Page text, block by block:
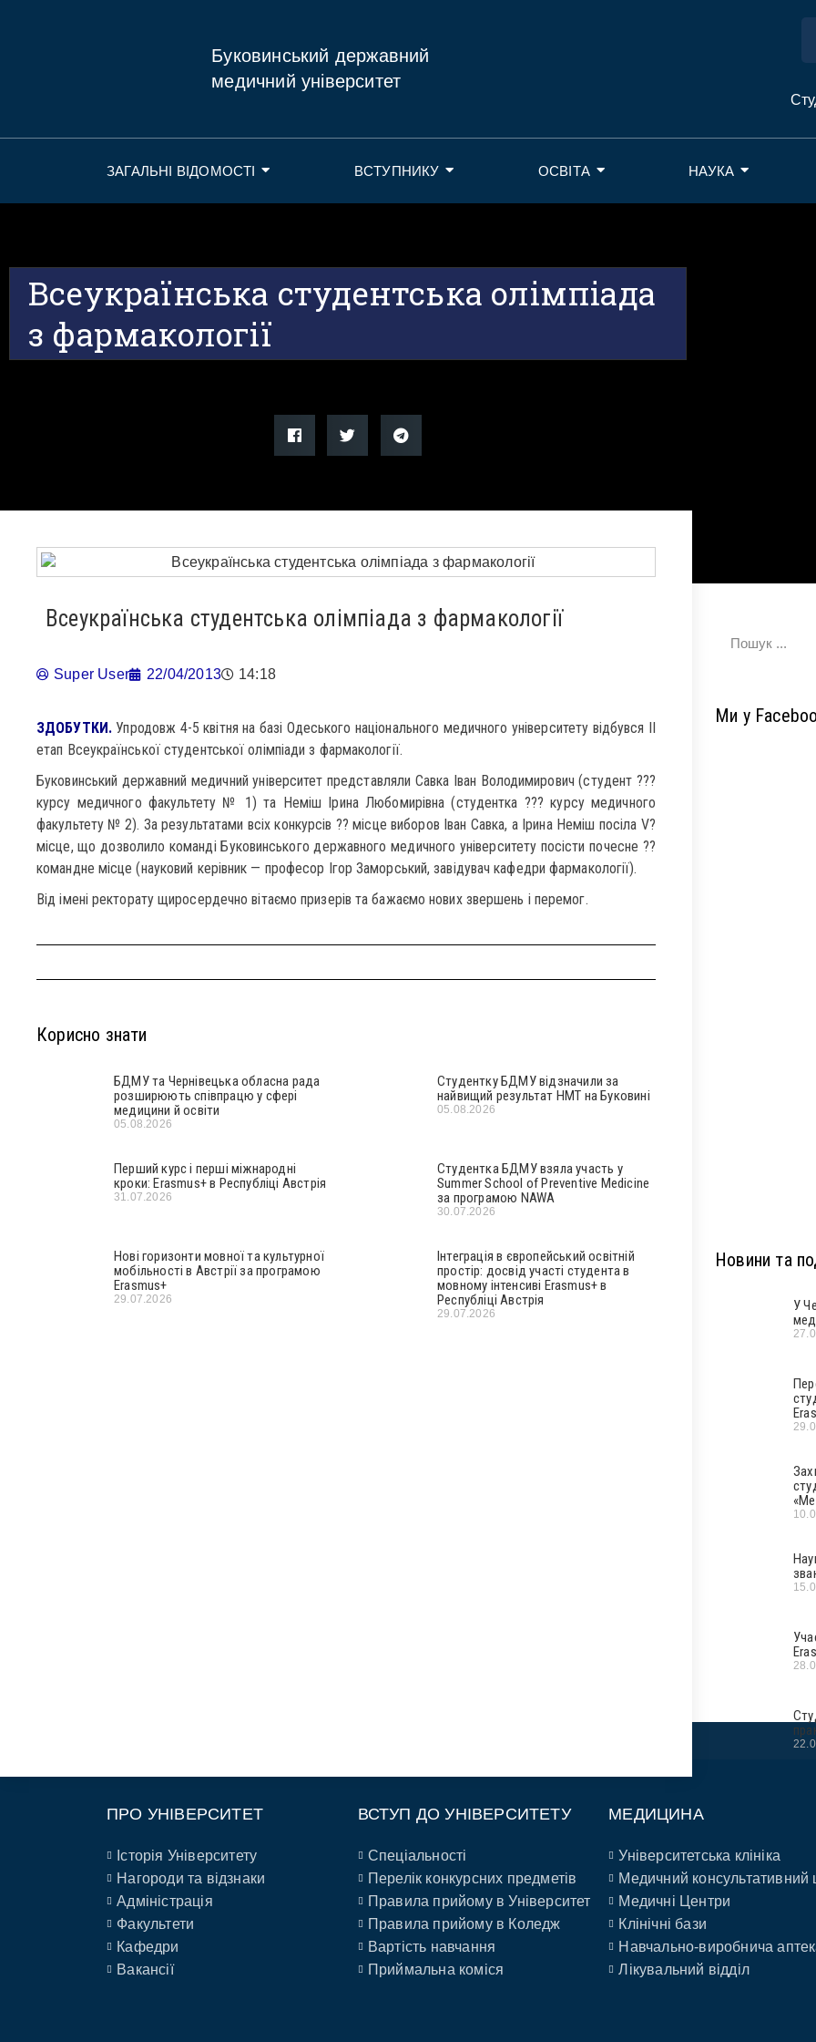
Буковинський державний
медичний університет
ЗАГАЛЬНІ ВІДОМОСТІ ВСТУПНИКУ ОСВІТА НАУКА
Всеукраїнська студентська олімпіада
з фармакології
Всеукраїнська студентська олімпіада з фармакології
Super User 22/04/2013 14:18
ЗДОБУТКИ.Упродовж 4-5 квітня на базі Одеського національного медичного університету відбувся ІІ
етап Всеукраїнської студентської олімпіади з фармакології.
Буковинський державний медичний університет представляли Савка Іван Володимирович (студент ???
курсу медичного факультету № 1) та Неміш Ірина Любомирівна (студентка ??? курсу медичного
факультету № 2). За результатами всіх конкурсів ?? місце виборов Іван Савка, а Ірина Неміш посіла V?
місце, що дозволило команді Буковинського державного медичного університету посісти почесне ??
командне місце (науковий керівник — професор Ігор Заморський, завідувач кафедри фармакології).
Від імені ректорату щиросердечно вітаємо призерів та бажаємо нових звершень і перемог.
Корисно знати
БДМУ та Чернівецька обласна рада
розширюють співпрацю у сфері
медицини й освіти
05.08.2026
Студентку БДМУ відзначили за
найвищий результат НМТ на Буковині
05.08.2026
Перший курс і перші міжнародні
кроки: Erasmus+ в Республіці Австрія
31.07.2026
Студентка БДМУ взяла участь у
Summer School of Preventive Medicine
за програмою NAWA
30.07.2026
Нові горизонти мовної та культурної
мобільності в Австрії за програмою
Erasmus+
29.07.2026
Інтеграція в європейський освітній
простір: досвід участі студента в
мовному інтенсиві Erasmus+ в
Республіці Австрія
29.07.2026
Ми у
Новини та
У
ПРО УНІВЕРСИТЕТ
Історія Університету
Нагороди та відзнаки
Адміністрація
Факультети
Кафедри
Вакансії
ВСТУП ДО УНІВЕРСИТЕТУ
Спеціальності
Перелік конкурсних предметів
Правила прийому в Університет
Правила прийому в Коледж
Вартість навчання
Приймальна коміся
МЕДИЦИНА
Університетська клініка
Медичний консультативний
Медичні Центри
Клінічні бази
Навчально-виробнича
Лікувальний відділ